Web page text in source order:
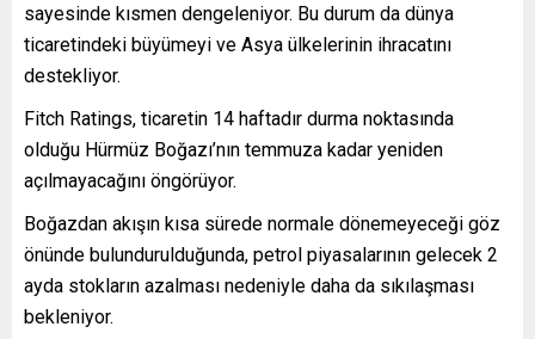
sayesinde kısmen dengeleniyor. Bu durum da dünya
ticaretindeki büyümeyi ve Asya ülkelerinin ihracatını
destekliyor.
Fitch Ratings, ticaretin 14 haftadır durma noktasında
olduğu Hürmüz Boğazı’nın temmuza kadar yeniden
açılmayacağını öngörüyor.
Boğazdan akışın kısa sürede normale dönemeyeceği göz
önünde bulundurulduğunda, petrol piyasalarının gelecek 2
ayda stokların azalması nedeniyle daha da sıkılaşması
bekleniyor.